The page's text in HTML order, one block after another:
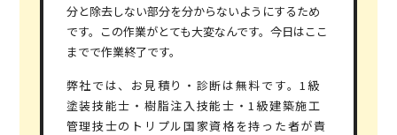
分と除去しない部分を分からないようにするため
です。この作業がとても大変なんです。今日はここ
までで作業終了です。
弊社では、お見積り・診断は無料です。1級
塗装技能士・樹脂注入技能士・1級建築施工
管理技士のトリプル国家資格を持った者が責